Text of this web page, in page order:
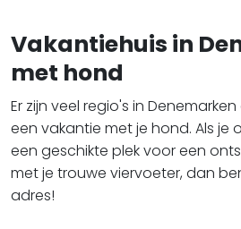
Vakantiehuis in
met hond
Er zijn veel regio's in
een vakantie met je hond. Als je
een geschikte plek voor een
met je trouwe viervoeter, dan
adres!